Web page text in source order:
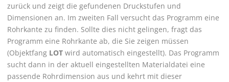
zurück und zeigt die gefundenen Druckstufen und
Dimensionen an. Im zweiten Fall versucht das Programm eine
Rohrkante zu finden. Sollte dies nicht gelingen, fragt das
Programm eine Rohrkante ab, die Sie zeigen müssen
(Objektfang LOT wird automatisch eingestellt). Das Programm
sucht dann in der aktuell eingestellten Materialdatei eine
passende Rohrdimension aus und kehrt mit dieser